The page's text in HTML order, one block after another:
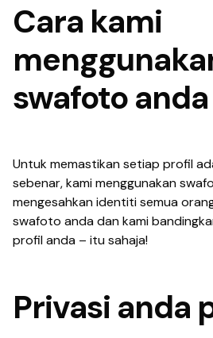
Cara kami
swafoto anda
Untuk memastikan setiap profil
sebenar, kami menggunakan
mengesahkan identiti semua
swafoto anda dan kami
profil anda – itu sahaja!
Privasi anda